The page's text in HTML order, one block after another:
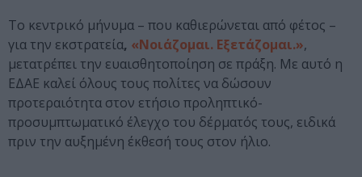
Το κεντρικό μήνυμα – που καθιερώνεται από φέτος –
για την εκστρατεία, «Νοιάζομαι. Εξετάζομαι.»,
μετατρέπει την ευαισθητοποίηση σε πράξη. Με αυτό η
ΕΔΑΕ καλεί όλους τους πολίτες να δώσουν
προτεραιότητα στον ετήσιο προληπτικό-
προσυμπτωματικό έλεγχο του δέρματός τους, ειδικά
πριν την αυξημένη έκθεσή τους στον ήλιο.